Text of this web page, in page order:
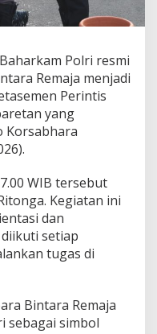
Polri resmi
Remaja menjadi
Perintis
yang
Korsabhara
WIB tersebut
Kegiatan ini
dan
setiap
tugas di
Bintara Remaja
sebagai simbol